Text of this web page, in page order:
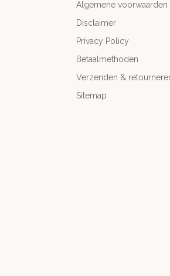
Algemene voorwaarden
Disclaimer
Privacy Policy
Betaalmethoden
Verzenden &
Sitemap